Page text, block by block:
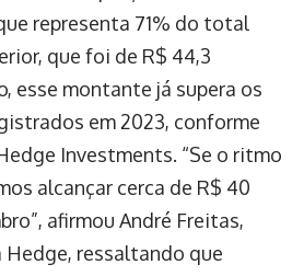
representa 71% do total
que foi de R$ 44,3
esse montante já supera os
em 2023, conforme
Investments. “Se o ritmo
alcançar cerca de R$ 40
afirmou André Freitas,
ressaltando que